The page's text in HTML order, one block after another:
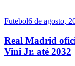
Futebol6 de agosto,
Real Madrid
Vini Jr. até 2032